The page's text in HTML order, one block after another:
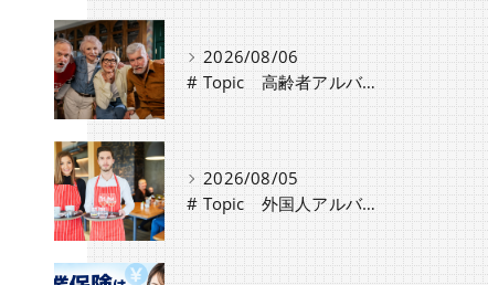
2026/08/06
# Topic 高齢者アルバイト・パート採用時の注意点と労働条件の違い
2026/08/05
# Topic 外国人アルバイト採用時に必要な手続きと注意点